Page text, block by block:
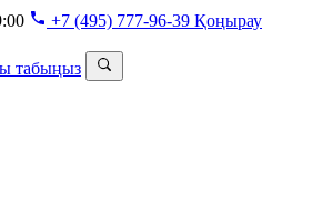
+7 (495) 777-96-39 Қоңырау
табыңыз